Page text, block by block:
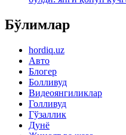
Бўлимлар
hordiq.uz
Авто
Блогер
Болливуд
Видеоянгиликлар
Голливуд
Гўзаллик
Дунё